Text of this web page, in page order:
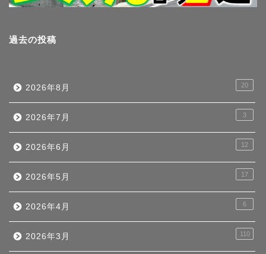
過去の投稿
2026年8月 20
2026年7月 3
2026年6月 12
2026年5月 17
2026年4月 6
2026年3月 110